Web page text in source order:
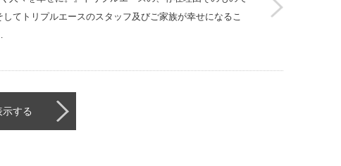
てトリプルエースのスタッフ及びご家族が幸せになるこ
する